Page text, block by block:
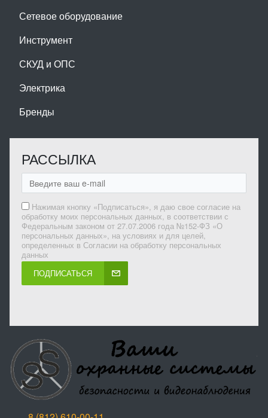
Сетевое оборудование
Инструмент
СКУД и ОПС
Электрика
Бренды
РАССЫЛКА
Нажимая кнопку «Подписаться», я даю свое согласие на
обработку моих персональных данных, в соответствии с
Федеральным законом от 27.07.2006 года №152-ФЗ «О
персональных данных», на условиях и для целей,
определенных в Согласии на обработку персональных
данных
ПОДПИСАТЬСЯ